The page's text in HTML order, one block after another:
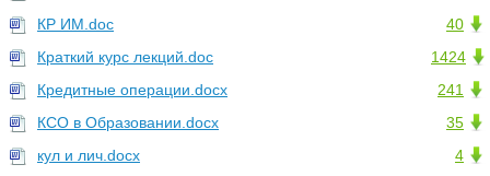
40
КР ИМ.doc
1424
Краткий курс лекций.doc
241
Кредитные операции.docx
35
КСО в Образовании.docx
4
кул и лич.docx